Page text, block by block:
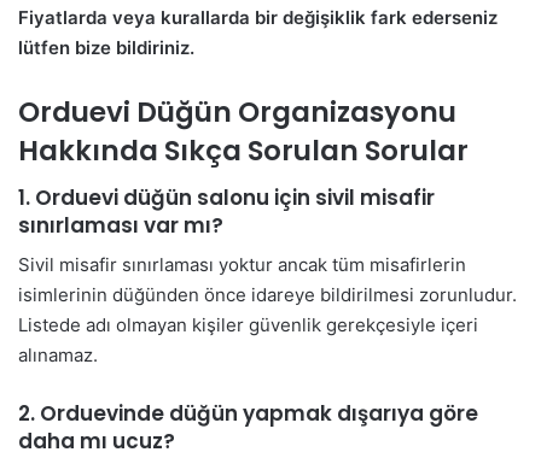
Fiyatlarda veya kurallarda bir değişiklik fark ederseniz
lütfen bize bildiriniz.
Orduevi Düğün Organizasyonu
Hakkında Sıkça Sorulan Sorular
1. Orduevi düğün salonu için sivil misafir
sınırlaması var mı?
Sivil misafir sınırlaması yoktur ancak tüm misafirlerin
isimlerinin düğünden önce idareye bildirilmesi zorunludur.
Listede adı olmayan kişiler güvenlik gerekçesiyle içeri
alınamaz.
2. Orduevinde düğün yapmak dışarıya göre
daha mı ucuz?